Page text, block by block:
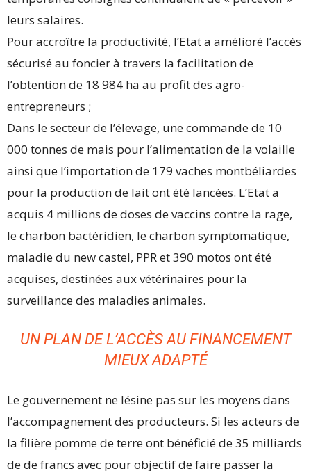
leurs salaires.
Pour accroître la productivité, l’Etat a amélioré l’accès
sécurisé au foncier à travers la facilitation de
l’obtention de 18 984 ha au profit des agro-
entrepreneurs ;
Dans le secteur de l’élevage, une commande de 10
000 tonnes de mais pour l’alimentation de la volaille
ainsi que l’importation de 179 vaches montbéliardes
pour la production de lait ont été lancées. L’Etat a
acquis 4 millions de doses de vaccins contre la rage,
le charbon bactéridien, le charbon symptomatique,
maladie du new castel, PPR et 390 motos ont été
acquises, destinées aux vétérinaires pour la
surveillance des maladies animales.
UN PLAN DE L’ACCÈS AU FINANCEMENT
MIEUX ADAPTÉ
Le gouvernement ne lésine pas sur les moyens dans
l’accompagnement des producteurs. Si les acteurs de
la filière pomme de terre ont bénéficié de 35 milliards
de de francs avec pour objectif de faire passer la